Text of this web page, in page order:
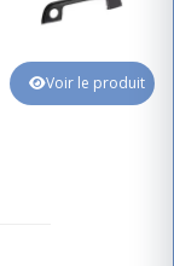
Voir le produit